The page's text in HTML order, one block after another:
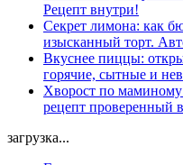
Рецепт внутри!
Секрет лимона: как
изысканный торт.
Вкуснее пиццы:
горячие, сытные и
Хворост по
рецепт проверенный
загрузка...